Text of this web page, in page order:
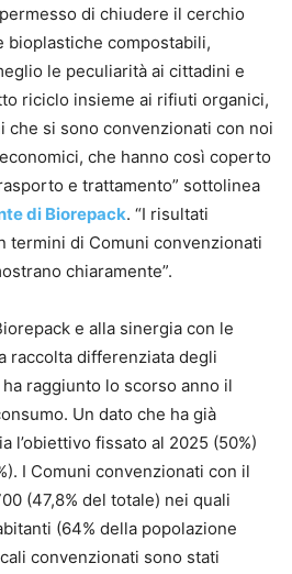
di chiudere il cerchio
bioplastiche compostabili,
le peculiarità ai cittadini e
riciclo insieme ai rifiuti organici,
che si sono convenzionati con noi
che hanno così coperto
e trattamento” sottolinea
di Biorepack. “I risultati
termini di Comuni convenzionati
chiaramente”.
e alla sinergia con le
raccolta differenziata degli
raggiunto lo scorso anno il
Un dato che ha già
l’obiettivo fissato al 2025 (50%)
I Comuni convenzionati con il
(47,8% del totale) nei quali
(64% della popolazione
convenzionati sono stati